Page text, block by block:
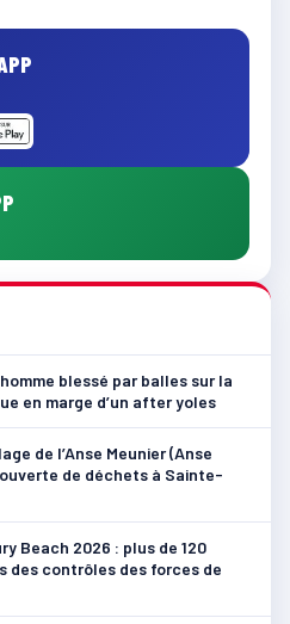
blessé par balles sur la
en marge d’un after yoles
de l’Anse Meunier (Anse
de déchets à Sainte-
Beach 2026 : plus de 120
des contrôles des forces de